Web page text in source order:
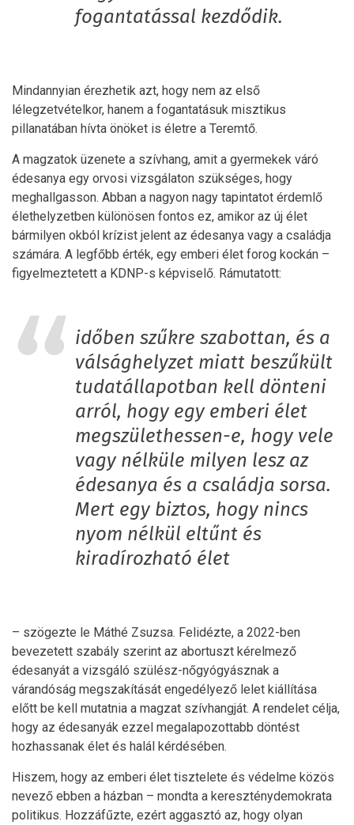
fogantatással kezdődik.
Mindannyian érezhetik azt, hogy nem az első
lélegzetvételkor, hanem a fogantatásuk misztikus
pillanatában hívta önöket is életre a Teremtő.
A magzatok üzenete a szívhang, amit a gyermekek váró
édesanya egy orvosi vizsgálaton szükséges, hogy
meghallgasson. Abban a nagyon nagy tapintatot érdemlő
élethelyzetben különösen fontos ez, amikor az új élet
bármilyen okból krízist jelent az édesanya vagy a családja
számára. A legfőbb érték, egy emberi élet forog kockán –
figyelmeztetett a KDNP-s képviselő. Rámutatott:
időben szűkre szabottan, és a
válsághelyzet miatt beszűkült
tudatállapotban kell dönteni
arról, hogy egy emberi élet
megszülethessen-e, hogy vele
vagy nélküle milyen lesz az
édesanya és a családja sorsa.
Mert egy biztos, hogy nincs
nyom nélkül eltűnt és
kiradírozható élet
– szögezte le Máthé Zsuzsa. Felidézte, a 2022-ben
bevezetett szabály szerint az abortuszt kérelmező
édesanyát a vizsgáló szülész-nőgyógyásznak a
várandóság megszakítását engedélyező lelet kiállítása
előtt be kell mutatnia a magzat szívhangját. A rendelet célja,
hogy az édesanyák ezzel megalapozottabb döntést
hozhassanak élet és halál kérdésében.
Hiszem, hogy az emberi élet tisztelete és védelme közös
nevező ebben a házban – mondta a kereszténydemokrata
politikus. Hozzáfűzte, ezért aggasztó az, hogy olyan